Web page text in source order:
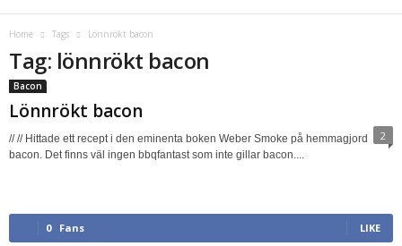
Home Tags Lönnrökt bacon
Tag: lönnrökt bacon
Bacon
Lönnrökt bacon
2
// // Hittade ett recept i den eminenta boken Weber Smoke på hemmagjord
bacon. Det finns väl ingen bbqfantast som inte gillar bacon....
0 Fans LIKE